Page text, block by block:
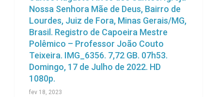
Nossa Senhora Mãe de Deus, Bairro de
Lourdes, Juiz de Fora, Minas Gerais/MG,
Brasil. Registro de Capoeira Mestre
Polêmico – Professor João Couto
Teixeira. IMG_6356. 7,72 GB. 07h53.
Domingo, 17 de Julho de 2022. HD
1080p.
fev 18, 2023